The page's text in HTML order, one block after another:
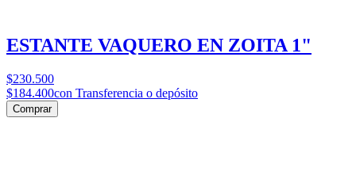
ESTANTE VAQUERO EN ZOITA 1"
$230.500
$184.400con Transferencia o depósito
Comprar